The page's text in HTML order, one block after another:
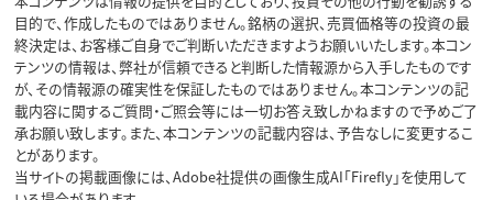
目的で、作成したものではありません。銘柄の選択、売買価格等の投資の最
終決定は、お客様ご自身でご判断いただきますようお願いいたします。本コン
テンツの情報は、弊社が信頼できると判断した情報源から入手したものです
が、その情報源の確実性を保証したものではありません。本コンテンツの記
載内容に関するご質問・ご照会等には一切お答え致しかねますので予めご了
承お願い致します。また、本コンテンツの記載内容は、予告なしに変更するこ
とがあります。
当サイトの掲載画像には、Adobe社提供の画像生成AI「Firefly」を使用して